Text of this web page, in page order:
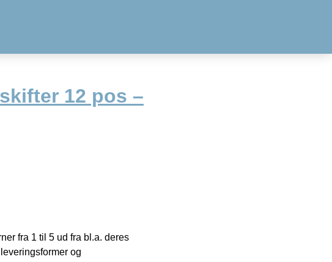
12 pos –
fra 1 til 5 ud fra bl.a. deres
og